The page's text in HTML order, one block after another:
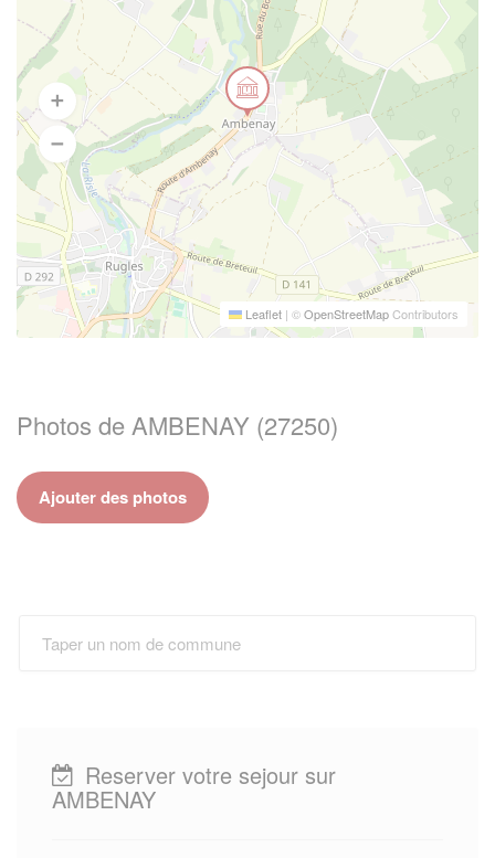
Leaflet | ©OpenStreetMapContributors
Photos de AMBENAY (27250)
Ajouter des photos
Reserver votre sejour sur
AMBENAY